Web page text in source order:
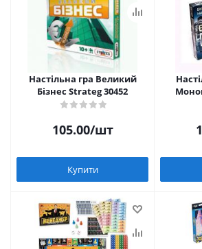
Настільна гра Великий
Бізнес Strateg 30452
105.00/шт
Купити